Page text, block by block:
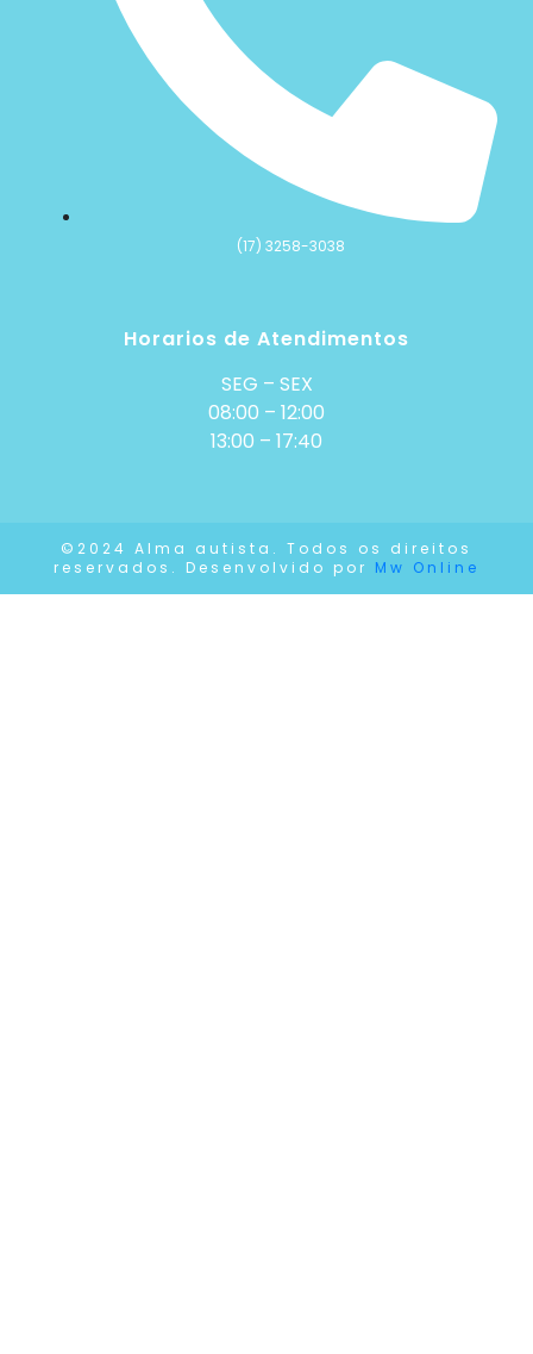
(17) 3258-3038
Horarios de Atendimentos
SEG – SEX
08:00 – 12:00
13:00 – 17:40
©2024 Alma autista. Todos os direitos
reservados. Desenvolvido por Mw Online